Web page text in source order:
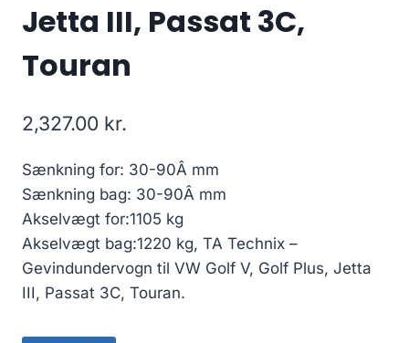
Jetta III, Passat 3C,
Touran
2,327.00 kr.
Sænkning for: 30-90Â mm
Sænkning bag: 30-90Â mm
Akselvægt for:1105 kg
Akselvægt bag:1220 kg, TA Technix –
Gevindundervogn til VW Golf V, Golf Plus, Jetta
III, Passat 3C, Touran.